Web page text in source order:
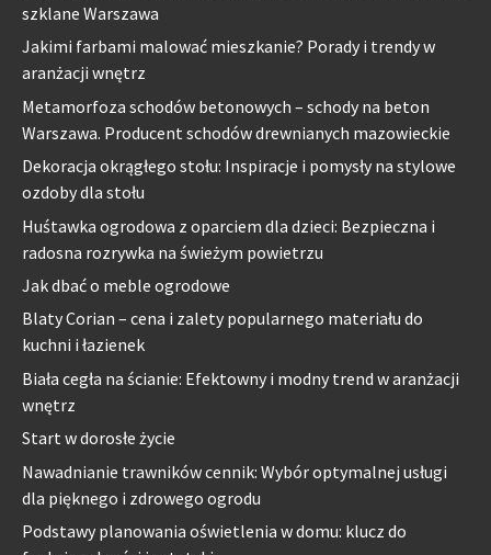
szklane Warszawa
Jakimi farbami malować mieszkanie? Porady i trendy w
aranżacji wnętrz
Metamorfoza schodów betonowych – schody na beton
Warszawa. Producent schodów drewnianych mazowieckie
Dekoracja okrągłego stołu: Inspiracje i pomysły na stylowe
ozdoby dla stołu
Huśtawka ogrodowa z oparciem dla dzieci: Bezpieczna i
radosna rozrywka na świeżym powietrzu
Jak dbać o meble ogrodowe
Blaty Corian – cena i zalety popularnego materiału do
kuchni i łazienek
Biała cegła na ścianie: Efektowny i modny trend w aranżacji
wnętrz
Start w dorosłe życie
Nawadnianie trawników cennik: Wybór optymalnej usługi
dla pięknego i zdrowego ogrodu
Podstawy planowania oświetlenia w domu: klucz do